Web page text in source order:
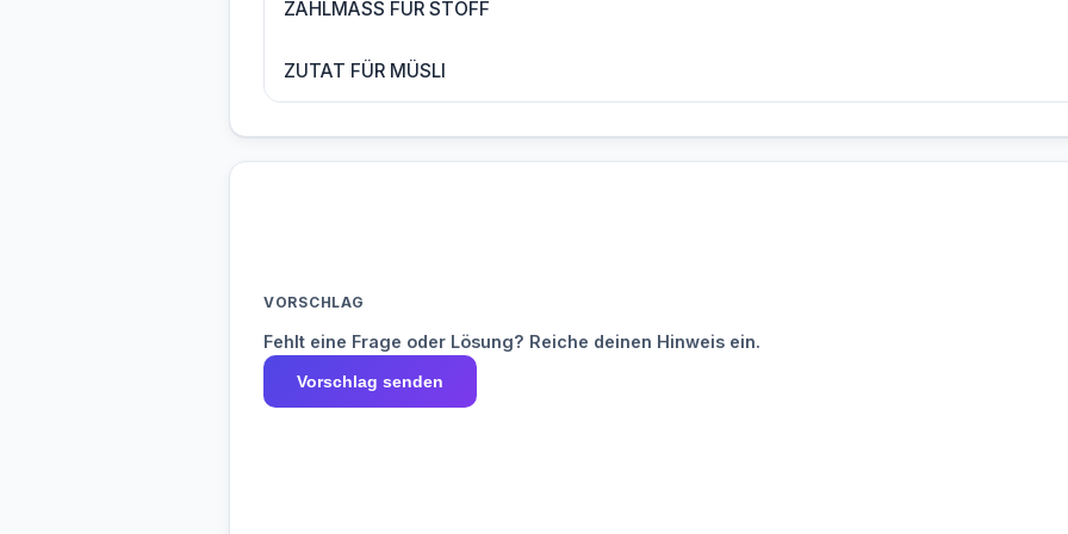
ZÄHLMASS FÜR STOFF
ZUTAT FÜR MÜSLI
VORSCHLAG
Fehlt eine Frage oder Lösung? Reiche deinen Hinweis ein.
Vorschlag senden